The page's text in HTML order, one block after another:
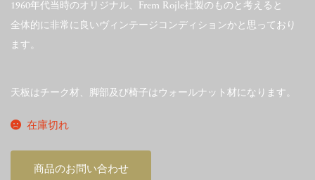
1960年代当時のオリジナル、Frem Rojle社製のものと考えると
全体的に非常に良いヴィンテージコンディションかと思っており
ます。
天板はチーク材、脚部及び椅子はウォールナット材になります。
在庫切れ
商品のお問い合わせ